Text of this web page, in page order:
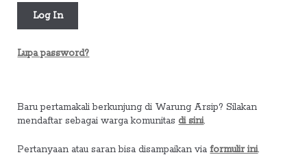
Lupa password?
Baru pertamakali berkunjung di Warung Arsip? Silakan
mendaftar sebagai warga komunitas di sini.
Pertanyaan atau saran bisa disampaikan viaformulir ini.